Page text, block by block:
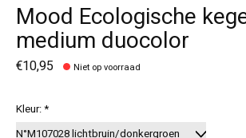
Mood Ecologische
medium duocolor
€10,95 Niet op voorraad
Kleur:*